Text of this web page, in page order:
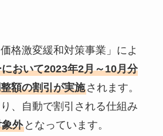
格激変緩和対策事業」によ
おいて2023年2月～10月分
額の割引が実施されます。
、自動で割引される仕組み
外となっています。